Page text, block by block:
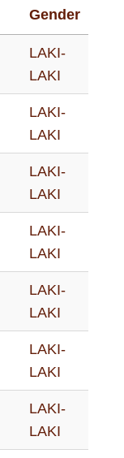
Gender
LAKI-
LAKI
LAKI-
LAKI
LAKI-
LAKI
LAKI-
LAKI
LAKI-
LAKI
LAKI-
LAKI
LAKI-
LAKI